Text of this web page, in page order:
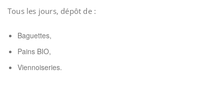
Tous les jours, dépôt de :
Baguettes,
Pains BIO,
Viennoiseries.